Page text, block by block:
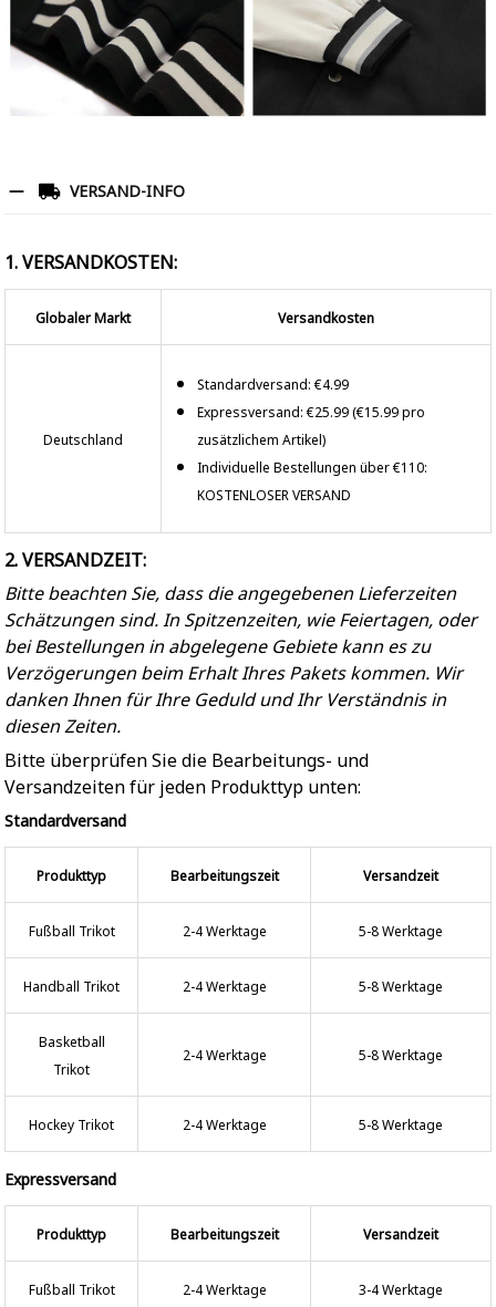
VERSAND-INFO
1. VERSANDKOSTEN:
Globaler Markt Versandkosten
Deutschland
Standardversand: €4.99
Expressversand: €25.99 (€15.99 pro
zusätzlichem Artikel)
Individuelle Bestellungen über €110:
KOSTENLOSER VERSAND
2. VERSANDZEIT:
Bitte beachten Sie, dass die angegebenen Lieferzeiten
Schätzungen sind. In Spitzenzeiten, wie Feiertagen, oder
bei Bestellungen in abgelegene Gebiete kann es zu
Verzögerungen beim Erhalt Ihres Pakets kommen. Wir
danken Ihnen für Ihre Geduld und Ihr Verständnis in
diesen Zeiten.
Bitte überprüfen Sie die Bearbeitungs- und
Versandzeiten für jeden Produkttyp unten:
Standardversand
Produkttyp Bearbeitungszeit Versandzeit
Fußball Trikot 2-4 Werktage 5-8 Werktage
Handball Trikot 2-4 Werktage 5-8 Werktage
Basketball
Trikot
2-4 Werktage 5-8 Werktage
Hockey Trikot 2-4 Werktage 5-8 Werktage
Expressversand
Produkttyp Bearbeitungszeit Versandzeit
Fußball Trikot 2-4 Werktage 3-4 Werktage